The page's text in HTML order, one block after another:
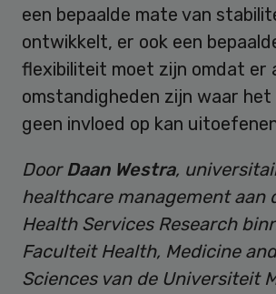
een bepaalde mate van
ontwikkelt, er ook een
flexibiliteit moet zijn omdat er
omstandigheden zijn waar
geen invloed op kan
DoorDaan Westra,
healthcare management aan
Health Services Research
Faculteit Health, Medicine
Sciences van de Universiteit